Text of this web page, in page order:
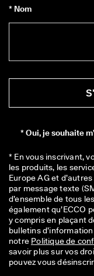
* Nom
*Oui, je souhaite
* En vous inscrivant,
les produits, les
Europe AG et
par message texte
d’ensemble de tous
également qu’ECCO
y compris en plaçant
bulletins
notre Politique de
savoir plus sur vos
pouvez vous